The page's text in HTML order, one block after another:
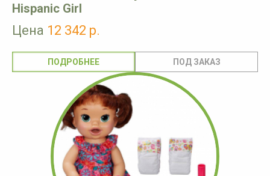
Hispanic Girl
Цена 12 342 р.
ПОДРОБНЕЕ